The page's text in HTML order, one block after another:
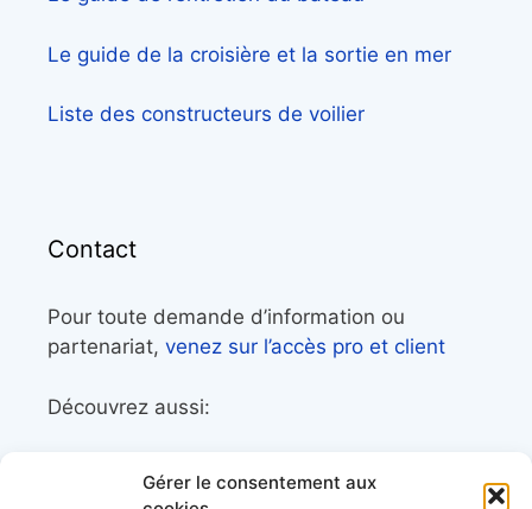
Gérer le consentement aux
Le guide de la croisière et la sortie en mer
Liste des constructeurs de voilier
Contact
Pour toute demande d’information ou
partenariat, venez sur l’accès pro et client
Découvrez aussi:
librairie maritime